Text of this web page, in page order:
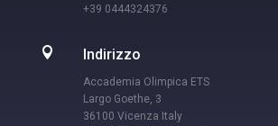
+39 0444324376
 Indirizzo
Accademia Olimpica ETS
Largo Goethe, 3
36100 Vicenza Italy